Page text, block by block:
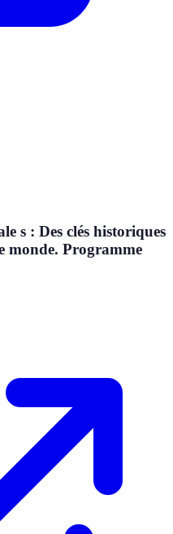
s : Des clés historiques
monde. Programme